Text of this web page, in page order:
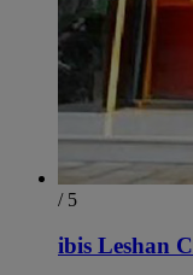
/ 5
ibis Leshan